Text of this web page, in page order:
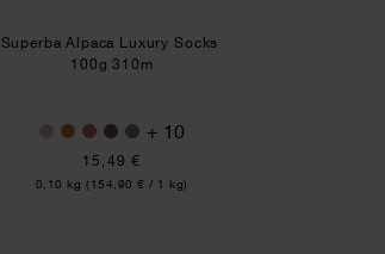
Superba Alpaca Luxury Socks
100g 310m
+ 10
15,49 €
Inhalt:
0,10 kg (154,90 € / 1 kg)